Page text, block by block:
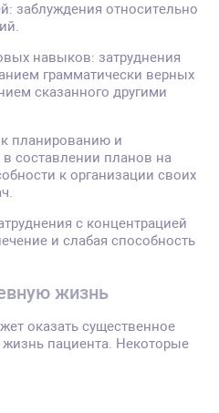
заблуждения относительно
навыков: затруднения
грамматически верных
сказанного другими
планированию и
в составлении планов на
к организации своих
с концентрацией
и слабая способность
жизнь
оказать существенное
пациента. Некоторые